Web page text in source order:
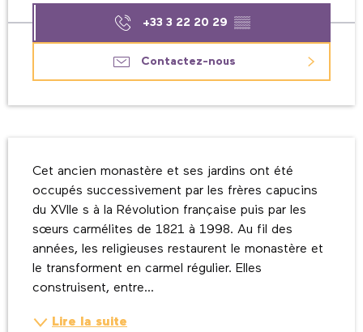
+33 3 22 20 29 ▒▒
Contactez-nous
Cet ancien monastère et ses jardins ont été
occupés successivement par les frères capucins
du XVIIe s à la Révolution française puis par les
sœurs carmélites de 1821 à 1998. Au fil des
années, les religieuses restaurent le monastère et
le transforment en carmel régulier. Elles
construisent, entre...
Lire la suite